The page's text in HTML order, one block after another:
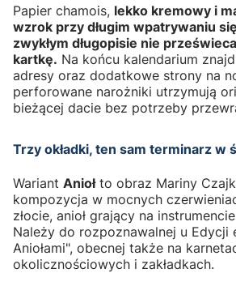
Papier chamois, lekko kremowy i
wzrok przy długim wpatrywaniu
zwykłym długopisie nie
kartkę. Na końcu kalendarium
adresy oraz dodatkowe strony na
perforowane narożniki utrzymują
bieżącej dacie bez potrzeby
Trzy okładki, ten sam terminarz w
Wariant Aniołto obraz Mariny
kompozycja w mocnych
złocie, anioł grający na
Należy do rozpoznawalnej u Edycji
Aniołami", obecnej także na
okolicznościowych i zakładkach.